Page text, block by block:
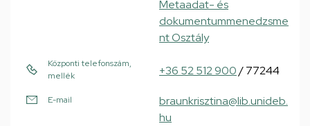
Metaadat- és
dokumentummenedzsme
nt Osztály
Központi telefonszám,
mellék
+36 52 512 900/ 77244
E-mail
braunkrisztina@lib.unideb.
hu